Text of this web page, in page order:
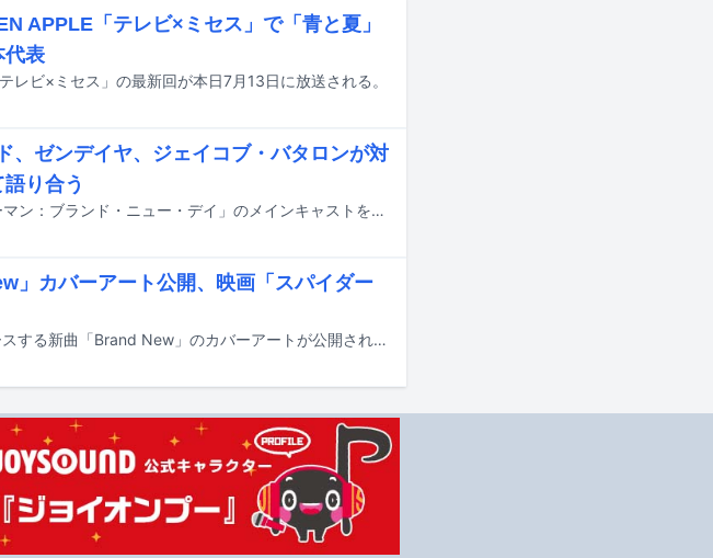
APPLE「テレビ×ミセス」で「青と夏」
表
レビ×ミセス」の最新回が本日7月13日に放送される。
、ゼンデイヤ、ジェイコブ・バタロンが対
り合う
7月31日に日米同時公開される映画「スパイダーマン：ブランド・ニュー・デイ」のメインキャストを務めるトム・ホランド、ゼンデイヤ、ジェイコブ・バタロンと、日本版主題歌を担当するMrs. GREEN APPLEによる対談映像がYouTubeで公開された。
」カバーアート公開、映画「スパイダー
Mrs. GREEN APPLEが明日7月13日に配信リリースする新曲「Brand New」のカバーアートが公開された。